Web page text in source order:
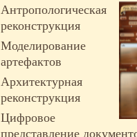
Антропологическая
реконструкция
Моделирование
артефактов
Архитектурная
реконструкция
Цифровое
представление